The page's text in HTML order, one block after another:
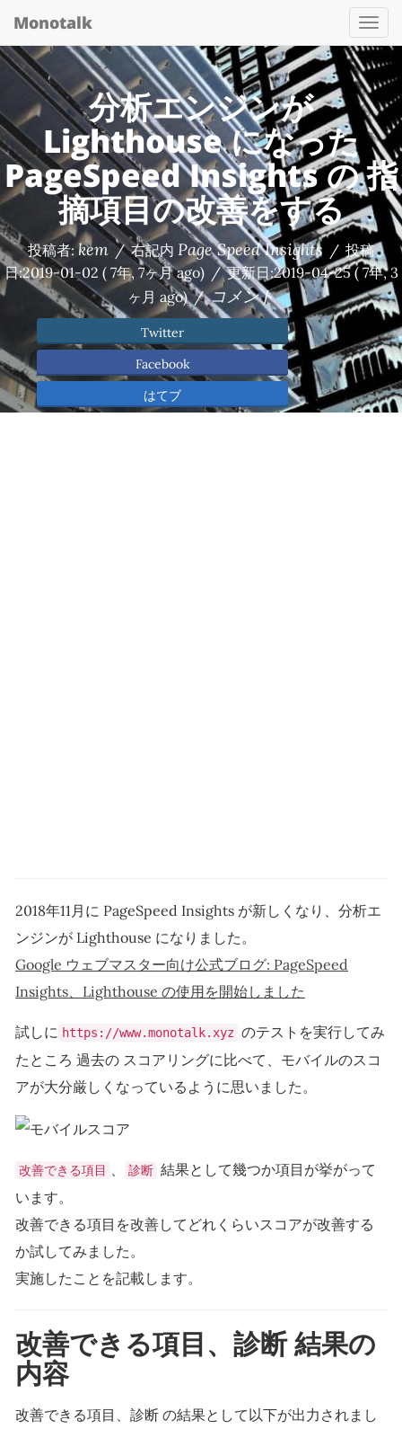
Monotalk
分析エンジンが
Lighthouse になった
PageSpeed Insights の 指
摘項目の改善をする
投稿者:kem / 右記内 Page Speed Insights / 投稿
日:2019-01-02 ( 7年, 7ヶ月 ago) / 更新日:2019-04-25( 7年, 3
ヶ月 ago) / コメント
Twitter
Facebook
はてブ
2018年11月に PageSpeed Insights が新しくなり、分析エ
ンジンが Lighthouse になりました。
Google ウェブマスター向け公式ブログ: PageSpeed
Insights、Lighthouse の使用を開始しました
試しに https://www.monotalk.xyz のテストを実行してみ
たところ 過去の スコアリングに比べて、モバイルのスコ
アが大分厳しくなっているように思いました。
改善できる項目 、 診断 結果として幾つか項目が挙がって
います。
改善できる項目を改善してどれくらいスコアが改善する
か試してみました。
実施したことを記載します。
改善できる項目、診断 結果の
内容
改善できる項目、診断 の結果として以下が出力されまし